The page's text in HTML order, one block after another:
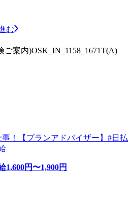
む
案内)OSK_IN_1158_1671T(A)
！【プランアドバイザー】#日払
1,600円〜1,900円